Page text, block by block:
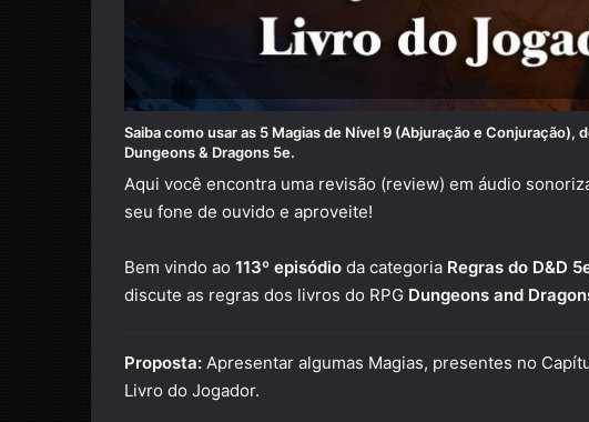
Saiba como usar as 5 Magias de Nível 9 (Abjuração e Conjuração),
Dungeons & Dragons 5e.
Aqui você encontra uma revisão (review) em áudio
seu fone de ouvido e aproveite!
Bem vindo ao 113º episódio da categoria Regras do D&D
discute as regras dos livros do RPG Dungeons and
Proposta: Apresentar algumas Magias, presentes no
Livro do Jogador.